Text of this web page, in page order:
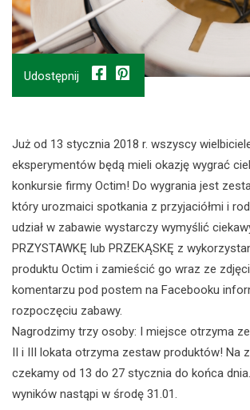
Udostępnij
Już od 13 stycznia 2018 r. wszyscy
eksperymentów będą mieli okazję wygrać
konkursie firmy Octim! Do wygrania jest
który urozmaici spotkania z przyjaciółmi i
udział w zabawie wystarczy wymyślić
PRZYSTAWKĘ lub PRZEKĄSKĘ z
produktu Octim i zamieścić go wraz ze
komentarzu pod postem na Facebooku
rozpoczęciu zabawy.
Nagrodzimy trzy osoby: I miejsce otrzyma
II i III lokata otrzyma zestaw produktów! Na
czekamy od 13 do 27 stycznia do końca
wyników nastąpi w środę 31.01.